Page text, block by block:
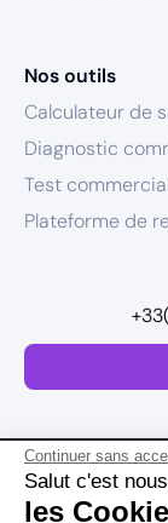
Continuer sans
Salut c'est
les
Nos outils
Calculateur de
Diagnostic
Test
Plateforme de